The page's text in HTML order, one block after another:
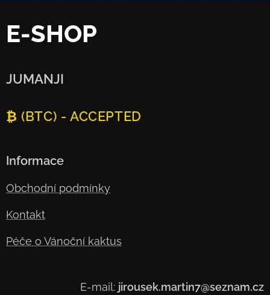
E-SHOP
JUMANJI
₿ (BTC) - ACCEPTED
Informace
Obchodní podmínky
Kontakt
Péče o Vánoční kaktus
E-mail: jirousek.martin7@seznam.cz